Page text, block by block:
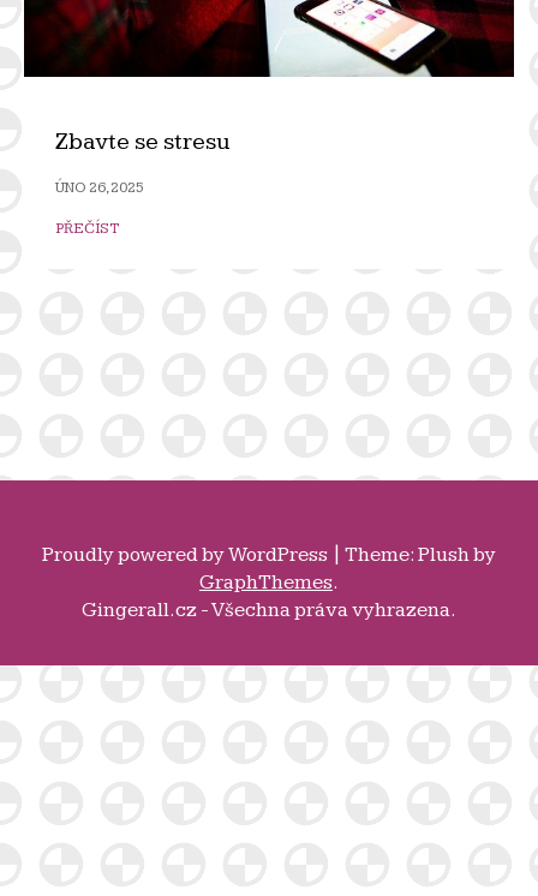
Zbavte se stresu
ÚNO 26, 2025
PŘEČÍST
Proudly powered byWordPress
Theme: Plush by
GraphThemes.
Gingerall.cz - Všechna práva vyhrazena.